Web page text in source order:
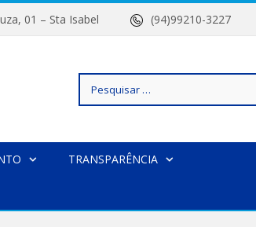
01 – Sta Isabel (94)99210-3227
Pesquisar
TRANSPARÊNCIA